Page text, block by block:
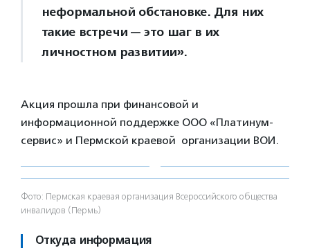
неформальной обстановке. Для них
такие встречи — это шаг в их
личностном развитии».
Акция прошла при финансовой и
информационной поддержке ООО «Платинум-
сервис» и Пермской краевой организации ВОИ.
Фото: Пермская краевая организация Всероссийского общества
инвалидов (Пермь)
Откуда информация